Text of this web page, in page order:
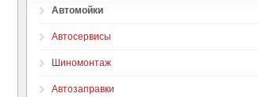
Автомойки
Автосервисы
Шиномонтаж
Автозаправки